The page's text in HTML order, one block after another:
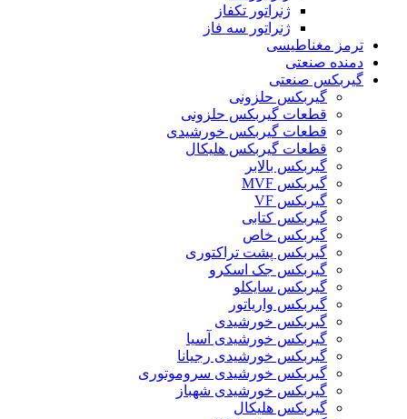
ژنراتور تکفاز
ژنراتور سه فاز
ترمز مغناطیسی
دمنده صنعتی
گیربکس صنعتی
گیربکس حلزونی
قطعات گيربکس حلزونی
قطعات گيربکس خورشيدی
قطعات گیربکس هلیکال
گيربکس بالابر
گیربکس MVF
گیربکس VF
گیربکس کتابی
گیربکس خاص
گیربکس پشت تراکتوری
گیربکس جک اسکرو
گیربکس سایکلو
گیربکس واریاتور
گیربکس خورشیدی
گیربکس خورشیدی آسیا
گیربکس خورشیدی رجیانا
گیربکس خورشیدی سروموتوری
گیربکس خورشیدی شهباز
گیربکس هلیکال